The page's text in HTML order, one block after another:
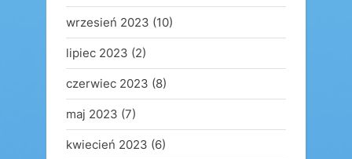
wrzesień 2023 (10)
lipiec 2023 (2)
czerwiec 2023 (8)
maj 2023 (7)
kwiecień 2023 (6)